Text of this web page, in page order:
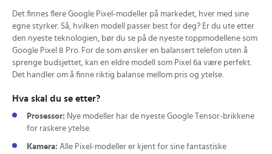
Det finnes flere Google Pixel-modeller på markedet, hver med sine
egne styrker. Så, hvilken modell passer best for deg? Er du ute etter
den nyeste teknologien, bør du se på de nyeste toppmodellene som
Google Pixel 8 Pro. For de som ønsker en balansert telefon uten å
sprenge budsjettet, kan en eldre modell som Pixel 6a være perfekt.
Det handler om å finne riktig balanse mellom pris og ytelse.
Hva skal du se etter?
Prosessor: Nye modeller har de nyeste Google Tensor-brikkene
for raskere ytelse.
Kamera: Alle Pixel-modeller er kjent for sine fantastiske